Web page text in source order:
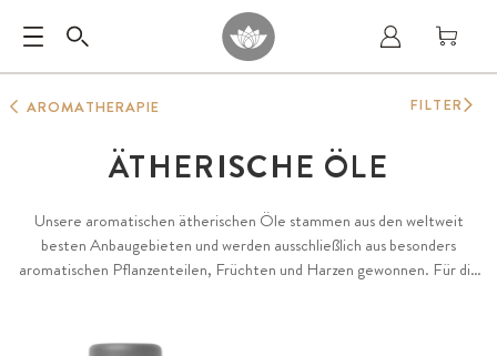
AROMATHERAPIE
ÄTHERISCHE ÖLE
Unsere aromatischen ätherischen Öle stammen aus den weltweit
besten Anbaugebieten und werden ausschließlich aus besonders
aromatischen Pflanzenteilen, Früchten und Harzen gewonnen. Für die
Wildsammlung sowie die langjährige Erfahrung der Farmer und
FILTER